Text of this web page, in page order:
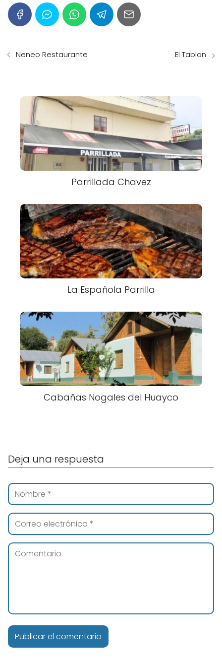
Neneo Restaurante El Tablon
Parrillada Chavez
La Española Parrilla
Cabañas Nogales del Huayco
Deja una respuesta